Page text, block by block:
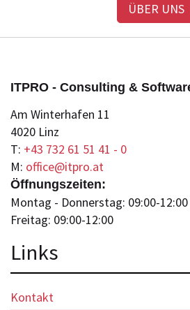
ÜBER UNS
ITPRO - Consulting &
Am Winterhafen 11
4020 Linz
T: +43 732 61 51 41 - 0
M: office@itpro.at
Öffnungszeiten:
Montag - Donnerstag: 09:00-
Freitag: 09:00-12:00
Links
Kontakt